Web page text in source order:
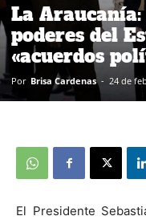
La
poderes del
«acuerdos
Por Brisa Cardenas - 24 de
El Presidente